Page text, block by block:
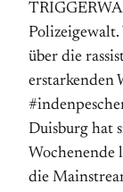
über die
erstarkenden
Duisburg hat
Wochenende
die